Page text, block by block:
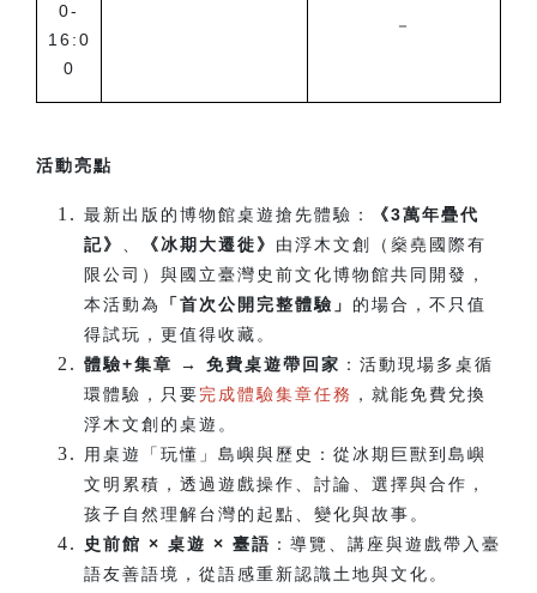
0-
16:0
0
－
活動亮點
最新出版的博物館桌遊搶先體驗：
《3萬年疊代
記》 、 《冰期大遷徙》 由浮木文創（燊堯國際有
限公司）與國立臺灣史前文化博物館共同開發，
本活動為
「首次公開完整體驗」 的場合，不只值
得試玩，更值得收藏。
體驗+集章 → 免費桌遊帶回家 ：活動現場多桌循
環體驗，只要完成體驗集章任務 ，就能免費兌換
浮木文創的桌遊。
用桌遊「玩懂」島嶼與歷史：從冰期巨獸到島嶼
文明累積，透過遊戲操作、討論、選擇與合作，
孩子自然理解台灣的起點、變化與故事。
史前館 × 桌遊 × 臺語 ：導覽、講座與遊戲帶入臺
語友善語境，從語感重新認識土地與文化。